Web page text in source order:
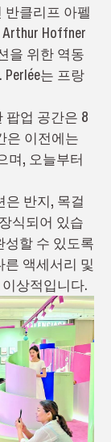
클리프 아펠
Hoffner
을 위한 역동
는 프랑
팝업 공간은 8
은 이전에는
며, 오늘부터
은 반지, 목걸
식되어 있습
할 수 있도록
액세서리 및
상적입니다.